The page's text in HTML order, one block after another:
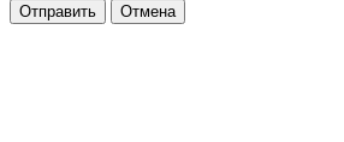
Отправить Отмена